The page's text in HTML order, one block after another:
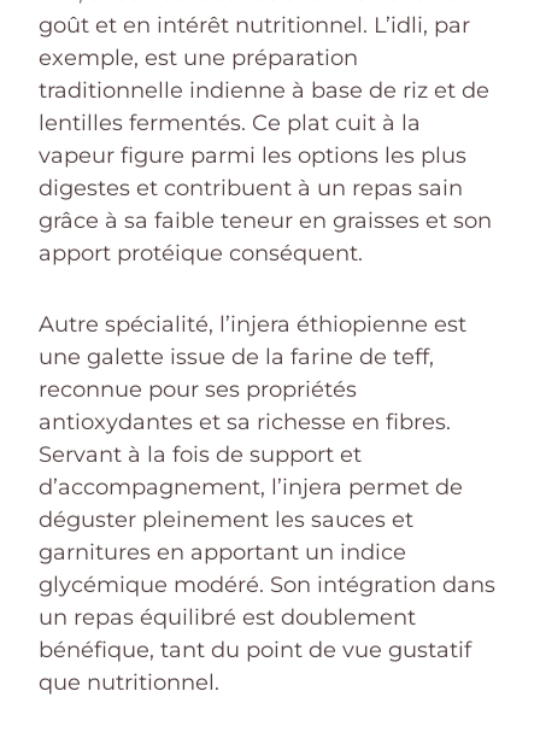
goût et en intérêt nutritionnel. L’idli, par
exemple, est une préparation
traditionnelle indienne à base de riz et de
lentilles fermentés. Ce plat cuit à la
vapeur figure parmi les options les plus
digestes et contribuent à un repas sain
grâce à sa faible teneur en graisses et son
apport protéique conséquent.
Autre spécialité, l’injera éthiopienne est
une galette issue de la farine de teff,
reconnue pour ses propriétés
antioxydantes et sa richesse en fibres.
Servant à la fois de support et
d’accompagnement, l’injera permet de
déguster pleinement les sauces et
garnitures en apportant un indice
glycémique modéré. Son intégration dans
un repas équilibré est doublement
bénéfique, tant du point de vue gustatif
que nutritionnel.